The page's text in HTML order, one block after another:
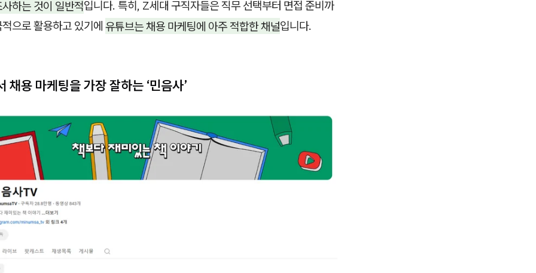
하는 것이 일반적입니다. 특히, Z세대 구직자들은 직무 선택부터 면접 준비까
으로 활용하고 있기에 유튜브는 채용 마케팅에 아주 적합한 채널입니다.
용 마케팅을 가장 잘하는 ‘민음사’